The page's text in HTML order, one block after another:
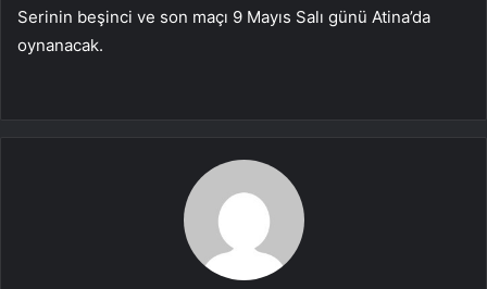
Serinin beşinci ve son maçı 9 Mayıs Salı günü Atina’da
oynanacak.